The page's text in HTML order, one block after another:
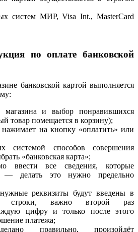
систем МИР, Visa Int., MasterCard
по оплате банковской
банковской картой выполняется
магазина и выбор понравившихся
товар помещается в корзину);
нажимает на кнопку «оплатить» или
системой способов совершения
«банковская карта»;
ввести все сведения, которые
— делать это нужно предельно
реквизиты будут введены в
строки, важно второй раз
цифру и только после этого
платежа;
правильно, произойдёт